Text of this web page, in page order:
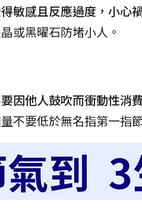
敏感且反應過度，小心
或黑曜石防堵小人。
因他人鼓吹而衝動性消
不要低於無名指第一指